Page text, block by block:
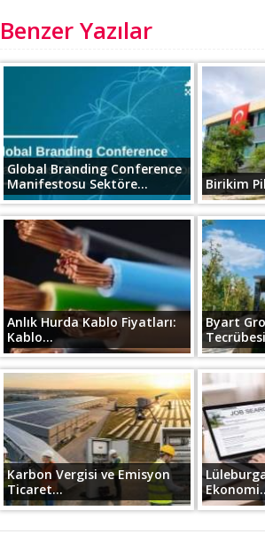
Benzer Yazılar
Global Branding Conference
Manifestosu Sektöre...
Birikim
Anlık Hurda Kablo Fiyatları:
Kablo...
Byart
Karbon Vergisi ve Emisyon
Ticaret...